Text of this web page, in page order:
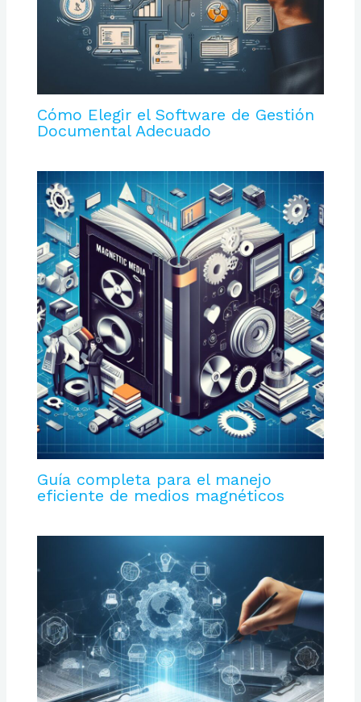
Cómo Elegir el Software de Gestión
Documental Adecuado
Guía completa para el manejo
eficiente de medios magnéticos